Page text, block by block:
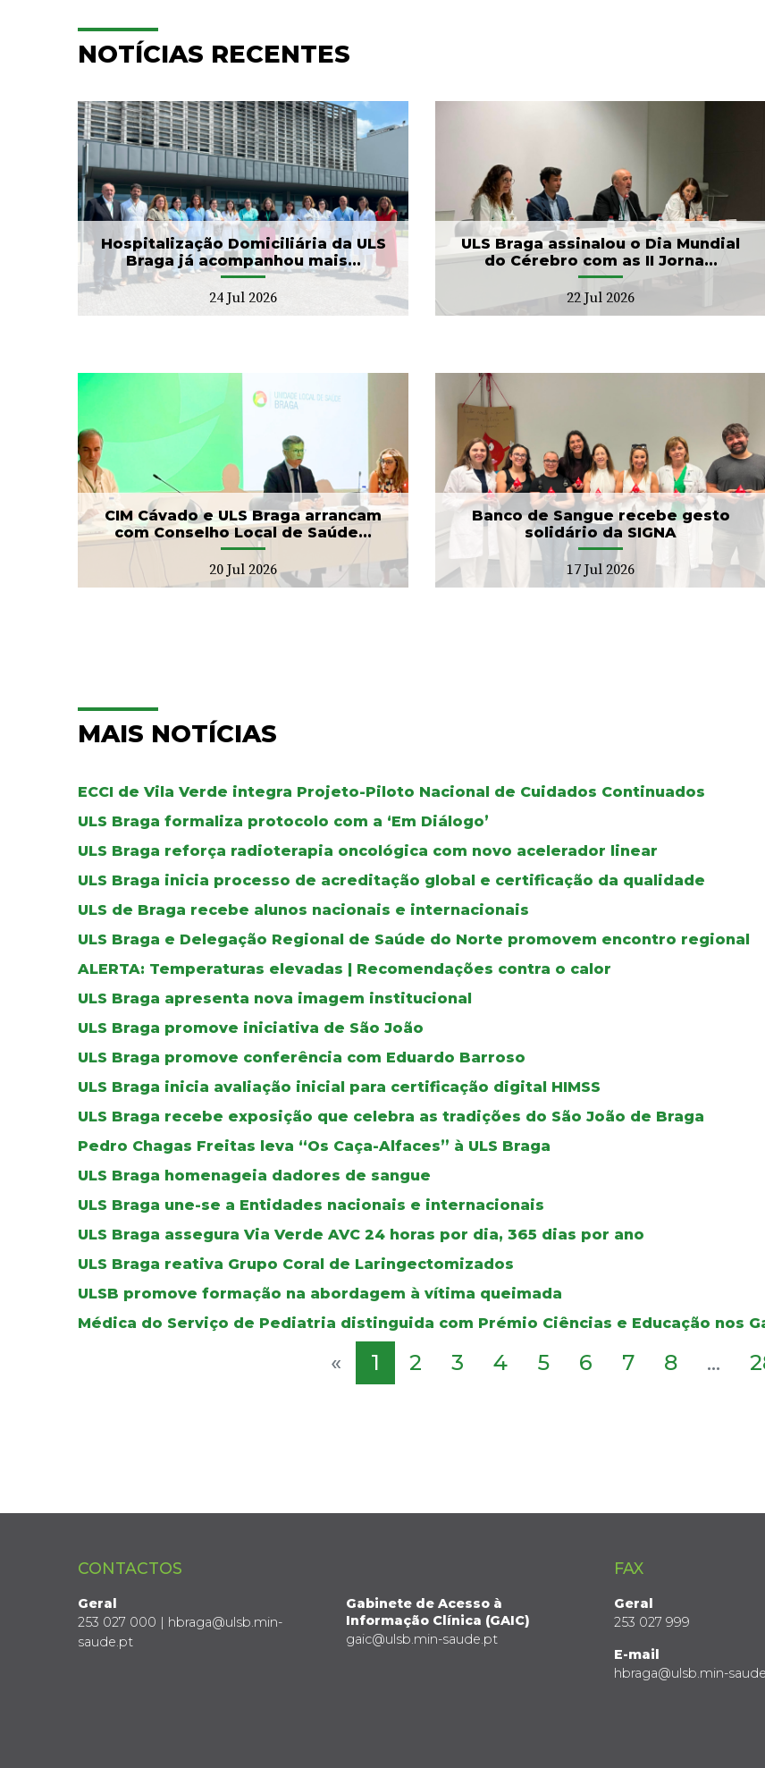
NOTÍCIAS RECENTES
Hospitalização Domiciliária da ULS
Braga já acompanhou mais...
24 Jul 2026
ULS Braga assinalou o Dia Mundial
do Cérebro com as II Jorna...
22 Jul 2026
ULS Braga assinalou o Dia
Mundial do Cérebro com
as II Jorna...
22 Jul 2026
Arcebispo Primaz de
Braga realiza dádiva no
Banco de Sangue
21 Jul 2026
CIM Cávado e ULS Braga arrancam
com Conselho Local de Saúde...
20 Jul 2026
Banco de Sangue recebe gesto
solidário da SIGNA
17 Jul 2026
Banco de Sangue recebe
gesto solidário da SIGNA
17 Jul 2026
ULS Braga conclui a
unificação das bases de
dados dos Cuidad...
15 Jul 2026
MAIS NOTÍCIAS
ECCI de Vila Verde integra Projeto-Piloto Nacional de Cuidados Continuados
ULS Braga formaliza protocolo com a ‘Em Diálogo’
ULS Braga reforça radioterapia oncológica com novo acelerador linear
ULS Braga inicia processo de acreditação global e certificação da qualidade
ULS de Braga recebe alunos nacionais e internacionais
ULS Braga e Delegação Regional de Saúde do Norte promovem encontro regional
ALERTA: Temperaturas elevadas | Recomendações contra o calor
ULS Braga apresenta nova imagem institucional
ULS Braga promove iniciativa de São João
ULS Braga promove conferência com Eduardo Barroso
ULS Braga inicia avaliação inicial para certificação digital HIMSS
ULS Braga recebe exposição que celebra as tradições do São João de Braga
Pedro Chagas Freitas leva “Os Caça-Alfaces” à ULS Braga
ULS Braga homenageia dadores de sangue
ULS Braga une-se a Entidades nacionais e internacionais
ULS Braga assegura Via Verde AVC 24 horas por dia, 365 dias por ano
ULS Braga reativa Grupo Coral de Laringectomizados
ULSB promove formação na abordagem à vítima queimada
Médica do Serviço de Pediatria distinguida com Prémio Ciências e Educação nos
« 1 2 3 4 5 6 7 8 ...
CONTACTOS
Geral
253 027 000 | hbraga@ulsb.min-
saude.pt
Gabinete de Acesso à
Informação Clínica (GAIC)
gaic@ulsb.min-saude.pt
FAX
Geral
253 027 999
E-mail
hbraga@ulsb.min-